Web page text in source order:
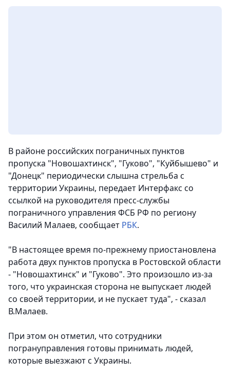
В районе российских пограничных пунктов
пропуска "Новошахтинск", "Гуково", "Куйбышево" и
"Донецк" периодически слышна стрельба с
территории Украины, передает Интерфакс со
ссылкой на руководителя пресс-службы
пограничного управления ФСБ РФ по региону
Василий Малаев, сообщает РБК.
"В настоящее время по-прежнему приостановлена
работа двух пунктов пропуска в Ростовской области
- "Новошахтинск" и "Гуково". Это произошло из-за
того, что украинская сторона не выпускает людей
со своей территории, и не пускает туда", - сказал
В.Малаев.
При этом он отметил, что сотрудники
погрануправления готовы принимать людей,
которые выезжают с Украины.